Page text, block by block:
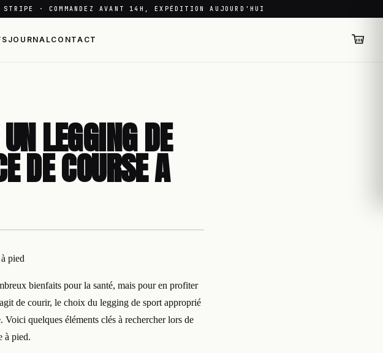
· COMMANDEZ AVANT 14H, EXPÉDITION AUJOURD'HUI
JOURNALCONTACT
LEGGING DE
DE COURSE A
pied
bienfaits pour la santé, mais pour en profiter
de courir, le choix du legging de sport approprié
quelques éléments clés à rechercher lors de
à pied.